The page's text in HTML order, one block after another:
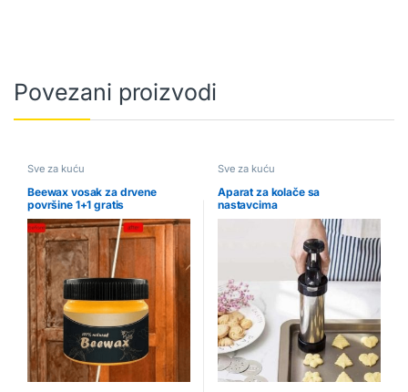
Povezani proizvodi
Sve za kuću
Beewax vosak za drvene
površine 1+1 gratis
Sve za kuću
Aparat za kolače sa
nastavcima